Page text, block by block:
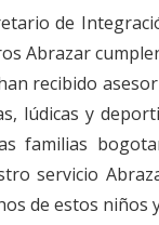
de
Abrazar
recibido
lúdicas y
familias
servicio
de estos niños